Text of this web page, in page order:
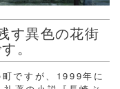
す異色の花街
。
ですが、1999年に